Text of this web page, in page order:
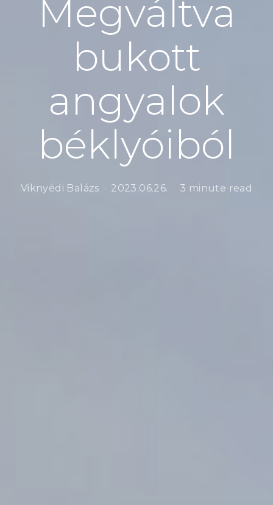
Megváltva
bukott
angyalok
béklyóiból
Viknyédi Balázs 2023.06.26. 3 minute read